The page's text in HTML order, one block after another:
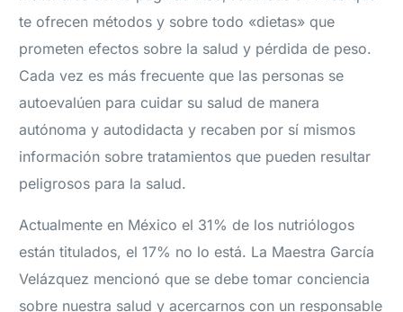
te ofrecen métodos y sobre todo «dietas» que
prometen efectos sobre la salud y pérdida de peso.
Cada vez es más frecuente que las personas se
autoevalúen para cuidar su salud de manera
autónoma y autodidacta y recaben por sí mismos
información sobre tratamientos que pueden resultar
peligrosos para la salud.
Actualmente en México el 31% de los nutriólogos
están titulados, el 17% no lo está. La Maestra García
Velázquez mencionó que se debe tomar conciencia
sobre nuestra salud y acercarnos con un responsable